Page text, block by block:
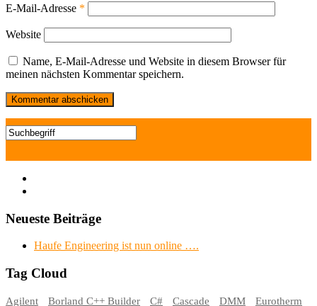
E-Mail-Adresse *
Website
Name, E-Mail-Adresse und Website in diesem Browser für
meinen nächsten Kommentar speichern.
Neueste Beiträge
Haufe Engineering ist nun online ….
Tag Cloud
Agilent Borland C++ Builder C# Cascade DMM Eurotherm